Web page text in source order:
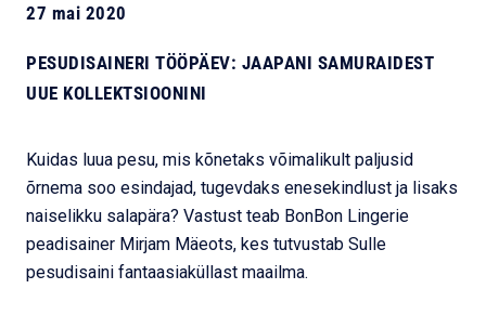
27 mai 2020
PESUDISAINERI TÖÖPÄEV: JAAPANI SAMURAIDEST
UUE KOLLEKTSIOONINI
Kuidas luua pesu, mis kõnetaks võimalikult paljusid
õrnema soo esindajad, tugevdaks enesekindlust ja lisaks
naiselikku salapära? Vastust teab BonBon Lingerie
peadisainer Mirjam Mäeots, kes tutvustab Sulle
pesudisaini fantaasiaküllast maailma.